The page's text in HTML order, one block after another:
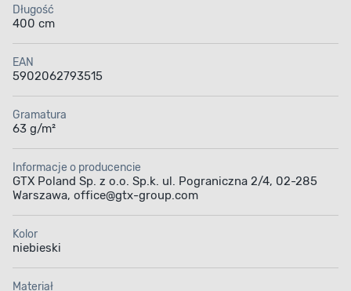
Długość
400 cm
EAN
5902062793515
Gramatura
63 g/m²
Informacje o producencie
GTX Poland Sp. z o.o. Sp.k. ul. Pograniczna 2/4, 02-285
Warszawa, office@gtx-group.com
Kolor
niebieski
Materiał